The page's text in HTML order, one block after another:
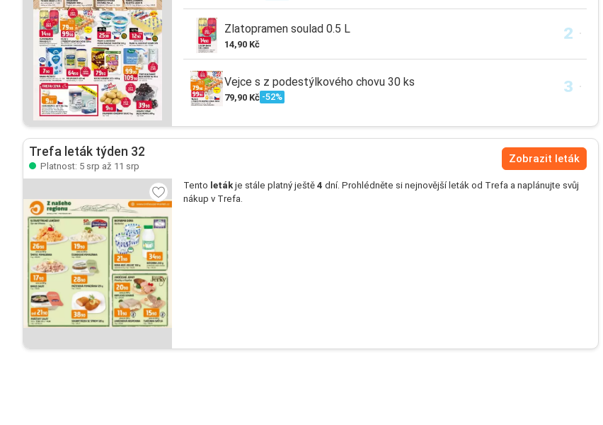
Zlatopramen soulad 0.5 L
14,90 Kč
Vejce s z podestýlkového chovu 30 ks
79,90 Kč -52%
Trefa leták týden 32
Platnost: 5 srp až 11 srp
Zobrazit leták
Tento leták je stále platný ještě 4 dní. Prohlédněte si nejnovější leták od Trefa a naplánujte svůj
nákup v Trefa.